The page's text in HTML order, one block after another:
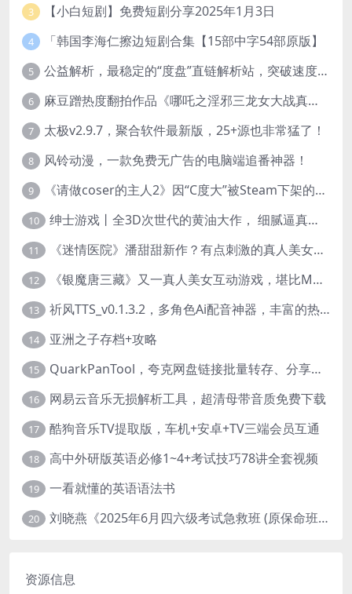
3 【小白短剧】免费短剧分享2025年1月3日
4 「韩国李海仁擦边短剧合集【15部中字54部原版】
5 公益解析，最稳定的“度盘”直链解析站，突破速度限制
6 麻豆蹭热度翻拍作品《哪吒之淫邪三龙女大战真阳魔童》 已上线
7 太极v2.9.7，聚合软件最新版，25+源也非常猛了！
8 风铃动漫，一款免费无广告的电脑端追番神器！
9 《请做coser的主人2》因“C度大”被Steam下架的真人美女互动游戏！
10 绅士游戏丨全3D次世代的黄油大作， 细腻逼真的双人互动狂想曲！
11 《迷情医院》潘甜甜新作？有点刺激的真人美女互动游戏
12 《银魔唐三藏》又一真人美女互动游戏，堪比M豆！
13 祈风TTS_v0.1.3.2，多角色Ai配音神器，丰富的热门音色
14 亚洲之子存档+攻略
15 QuarkPanTool，夸克网盘链接批量转存、分享和下载工具
16 网易云音乐无损解析工具，超清母带音质免费下载
17 酷狗音乐TV提取版，车机+安卓+TV三端会员互通
18 高中外研版英语必修1~4+考试技巧78讲全套视频
19 一看就懂的英语语法书
20 刘晓燕《2025年6月四六级考试急救班 (原保命班) 》(四级完结+六级写译、阅读)
资源信息